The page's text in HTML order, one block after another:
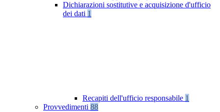
Dichiarazioni sostitutive e acquisizione d'ufficio
dei dati 1
Recapiti dell'ufficio responsabile 1
Provvedimenti 88